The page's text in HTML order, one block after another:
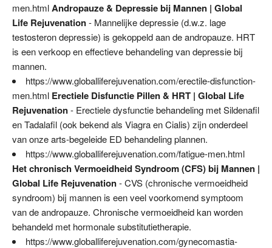
men.htmlAndropauze & Depressie bij Mannen | Global
Life Rejuvenation- Mannelijke depressie (d.w.z. lage
testosteron depressie) is gekoppeld aan de andropauze. HRT
is een verkoop en effectieve behandeling van depressie bij
mannen.
https://www.globalliferejuvenation.com/erectile-disfunction-
men.html Erectiele Disfunctie Pillen & HRT | Global Life
Rejuvenation- Erectiele dysfunctie behandeling met Sildenafil
en Tadalafil (ook bekend als Viagra en Cialis) zijn onderdeel
van onze arts-begeleide ED behandeling plannen.
https://www.globalliferejuvenation.com/fatigue-men.html
Het chronisch Vermoeidheid Syndroom (CFS) bij Mannen |
Global Life Rejuvenation- CVS (chronische vermoeidheid
syndroom) bij mannen is een veel voorkomend symptoom
van de andropauze. Chronische vermoeidheid kan worden
behandeld met hormonale substitutietherapie.
https://www.globalliferejuvenation.com/gynecomastia-